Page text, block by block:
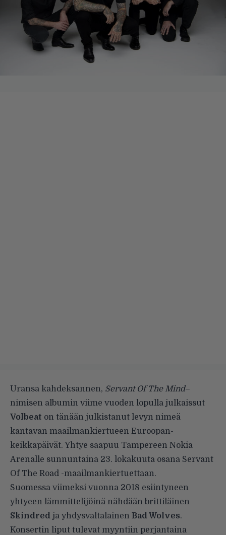
Uransa kahdeksannen, Servant Of The Mind–
nimisen albumin viime vuoden lopulla julkaissut
Volbeat on tänään julkistanut levyn nimeä
kantavan maailmankiertueen Euroopan-
keikkapäivät. Yhtye saapuu Tampereen Nokia
Arenalle sunnuntaina 23. lokakuuta osana Servant
Of The Road -maailmankiertuettaan.
Suomessa viimeksi vuonna 2018 esiintyneen
yhtyeen lämmittelijöinä nähdään brittiläinen
Skindred ja yhdysvaltalainen Bad Wolves.
Konsertin liput tulevat myyntiin perjantaina